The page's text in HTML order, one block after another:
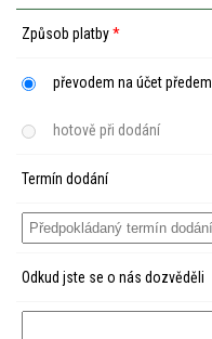
Způsob platby*
převodem na účet předem
hotově při dodání
Termín dodání
Odkud jste se o nás dozvěděli